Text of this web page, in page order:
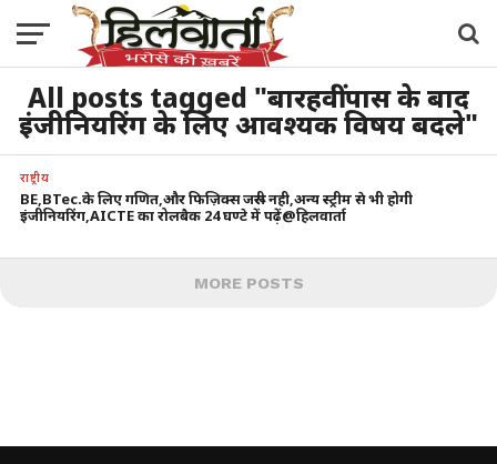
All posts tagged "बारहवीं पास के बाद
इंजीनियरिंग के लिए आवश्यक विषय बदले"
राष्ट्रीय
BE,BTec.के लिए गणित,और फिज़िक्स जरूरी नही,अन्य स्ट्रीम से भी होगी
इंजीनियरिंग,AICTE का रोलबैक 24 घण्टे में पढ़ें@हिलवार्ता
MORE POSTS